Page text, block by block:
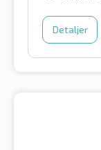
Detaljer